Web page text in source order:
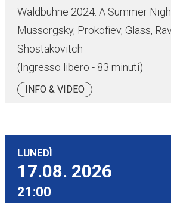
Waldbühne 2024: A Summer
Mussorgsky, Prokofiev, Glass,
Shostakovitch
(Ingresso libero - 83 minuti)
INFO & VIDEO
LUNEDÌ
17.08. 2026
21:00